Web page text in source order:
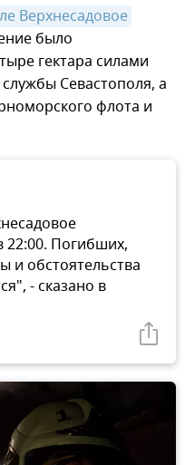
Верхнесадовое
было
гектара силами
Севастополя, а
флота и
22:00. Погибших,
и обстоятельства
- сказано в